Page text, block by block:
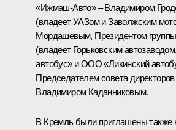
«Ижмаш-Авто» – Владимиром
(владеет УАЗом и Заволжским
Мордашевым, Президентом
(владеет Горьковским
автобус» и ООО «Ликинский
Председателем совета
Владимиром Каданниковым.
В Кремль были приглашены также